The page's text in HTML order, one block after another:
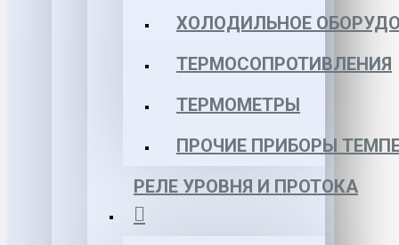
ХОЛОДИЛЬНОЕ
ТЕРМОСОПРОТИВЛЕНИЯ
ТЕРМОМЕТРЫ
ПРОЧИЕ ПРИБОРЫ
РЕЛЕ УРОВНЯ И ПРОТОКА